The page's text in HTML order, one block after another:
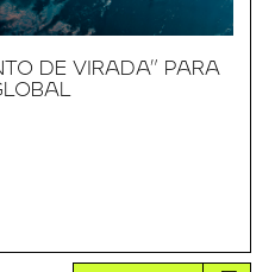
DE VIRADA” PARA